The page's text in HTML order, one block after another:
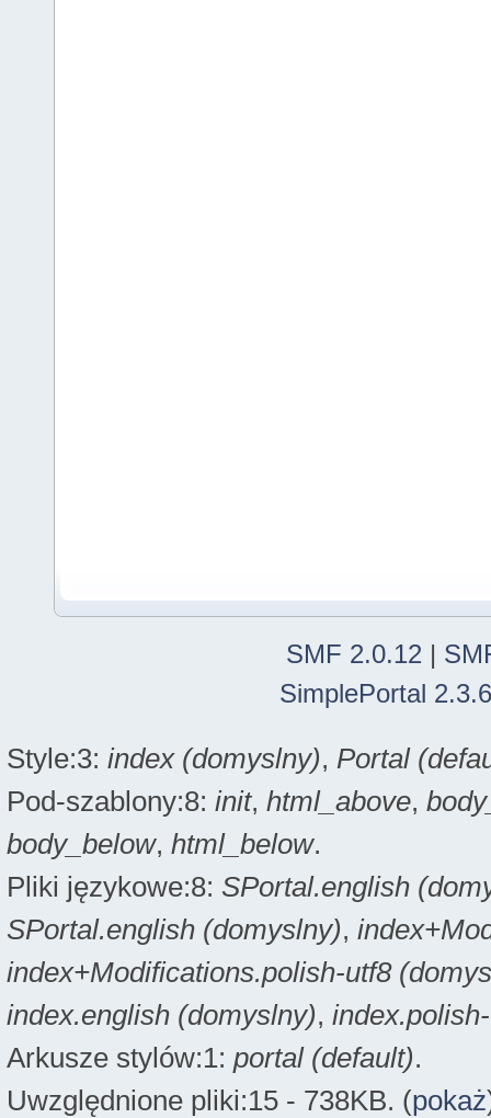
SMF 2.0.12 |
SimplePortal
Style:3: index (domyslny), Portal
Pod-szablony:8: init, html_above,
body_below, html_below.
Pliki językowe:8: SPortal.english
SPortal.english (domyslny),
index+Modifications.polish-utf8
index.english (domyslny),
Arkusze stylów:1: portal (default).
Uwzględnione pliki:15 - 738KB. (pokaż